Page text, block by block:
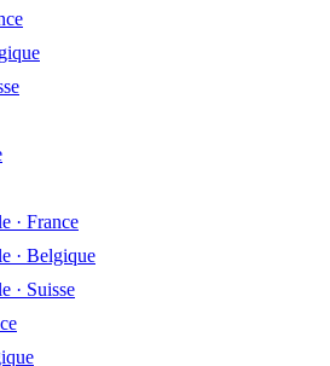
· France
· Belgique
· Suisse